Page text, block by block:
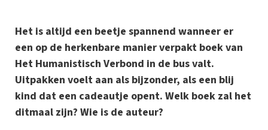
Het is altijd een beetje spannend wanneer er
een op de herkenbare manier verpakt boek van
Het Humanistisch Verbond in de bus valt.
Uitpakken voelt aan als bijzonder, als een blij
kind dat een cadeautje opent. Welk boek zal het
ditmaal zijn? Wie is de auteur?